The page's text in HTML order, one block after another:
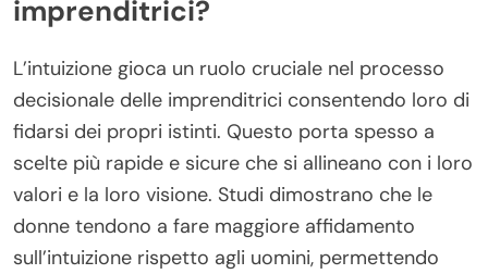
imprenditrici?
L’intuizione gioca un ruolo cruciale nel processo
decisionale delle imprenditrici consentendo loro di
fidarsi dei propri istinti. Questo porta spesso a
scelte più rapide e sicure che si allineano con i loro
valori e la loro visione. Studi dimostrano che le
donne tendono a fare maggiore affidamento
sull’intuizione rispetto agli uomini, permettendo